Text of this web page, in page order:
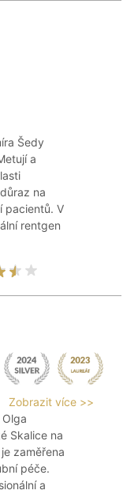
Šedy
a
na
pacientů. V
rentgen
Zobrazit více >>
Skalice na
zaměřena
péče.
a